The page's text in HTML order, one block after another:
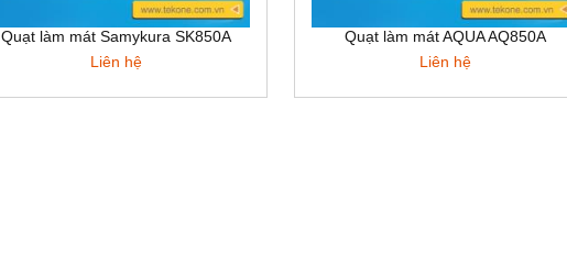
Quạt làm mát Samykura SK850A
Liên hệ
Quạt làm mát AQUA AQ850A
Liên hệ